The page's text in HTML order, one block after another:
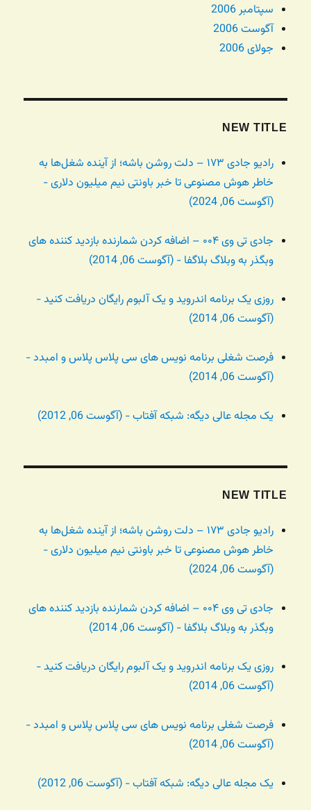
سپتامبر 2006
آگوست 2006
جولای 2006
NEW TITLE
رادیو جادی ۱۷۳ – دلت روشن باشه؛ از آینده شغل‌ها به
خاطر هوش مصنوعی تا خبر باونتی نیم میلیون دلاری -
(آگوست 06, 2024)
جادی تی وی ۰۰۴ – اضافه کردن شمارنده بازدید کننده های
وبگذر به وبلاگ بلاگفا - (آگوست 06, 2014)
روزی یک برنامه اندروید و یک آلبوم رایگان دریافت کنید -
(آگوست 06, 2014)
فرصت شغلی برنامه نویس های سی پلاس پلاس و امبدد -
(آگوست 06, 2014)
یک مجله عالی دیگه: شبکه آفتاب - (آگوست 06, 2012)
NEW TITLE
رادیو جادی ۱۷۳ – دلت روشن باشه؛ از آینده شغل‌ها به
خاطر هوش مصنوعی تا خبر باونتی نیم میلیون دلاری -
(آگوست 06, 2024)
جادی تی وی ۰۰۴ – اضافه کردن شمارنده بازدید کننده های
وبگذر به وبلاگ بلاگفا - (آگوست 06, 2014)
روزی یک برنامه اندروید و یک آلبوم رایگان دریافت کنید -
(آگوست 06, 2014)
فرصت شغلی برنامه نویس های سی پلاس پلاس و امبدد -
(آگوست 06, 2014)
یک مجله عالی دیگه: شبکه آفتاب - (آگوست 06, 2012)